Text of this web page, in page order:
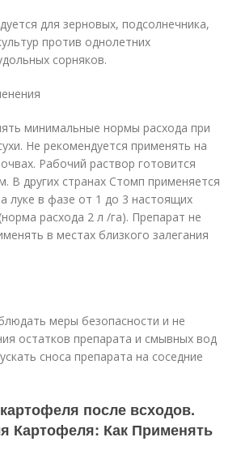
для зерновых, подсолнечника,
против однолетних
сорняков.
минимальные нормы расхода при
Не рекомендуется применять на
Рабочий раствор готовится
В других странах Стомп применяется
луке в фазе от 1 до 3 настоящих
расхода 2 л /га). Препарат не
в местах близкого залегания
меры безопасности и не
остатков препарата и смывных вод
сноса препарата на соседние
после всходов.
Картофеля: Как Применять